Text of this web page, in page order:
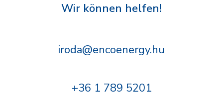
Wir können helfen!
iroda@encoenergy.hu
+36 1 789 5201